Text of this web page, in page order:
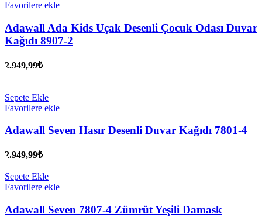
Favorilere ekle
Adawall Ada Kids Uçak Desenli Çocuk Odası Duvar
Kağıdı 8907-2
2.949,99₺
Sepete Ekle
Favorilere ekle
Adawall Seven Hasır Desenli Duvar Kağıdı 7801-4
2.949,99₺
Sepete Ekle
Favorilere ekle
Adawall Seven 7807-4 Zümrüt Yeşili Damask